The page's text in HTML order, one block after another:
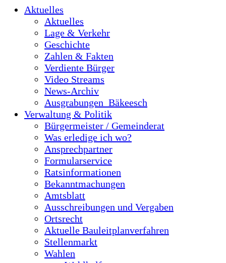
Aktuelles
Aktuelles
Lage & Verkehr
Geschichte
Zahlen & Fakten
Verdiente Bürger
Video Streams
News-Archiv
Ausgrabungen_Bäkeesch
Verwaltung & Politik
Bürgermeister / Gemeinderat
Was erledige ich wo?
Ansprechpartner
Formularservice
Ratsinformationen
Bekanntmachungen
Amtsblatt
Ausschreibungen und Vergaben
Ortsrecht
Aktuelle Bauleitplanverfahren
Stellenmarkt
Wahlen